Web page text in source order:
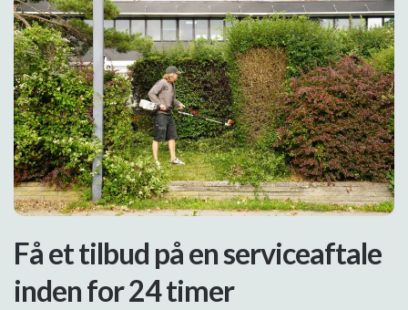
Få et tilbud på en serviceaftale
inden for 24 timer